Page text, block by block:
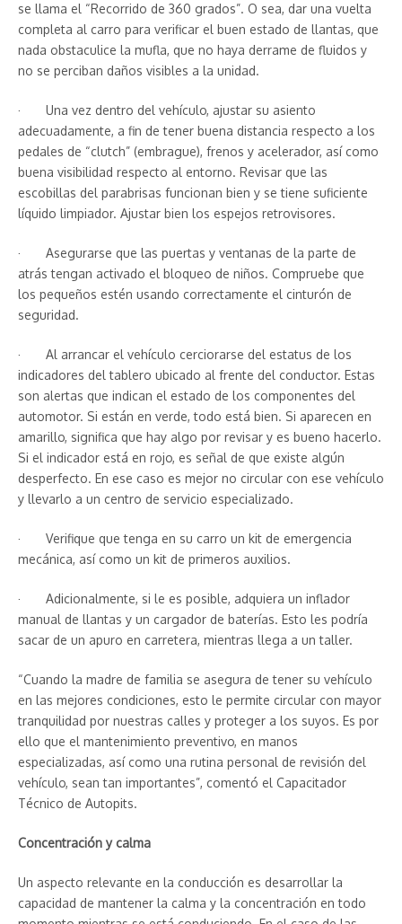
se llama el “Recorrido de 360 grados”. O sea, dar una vuelta
completa al carro para verificar el buen estado de llantas, que
nada obstaculice la mufla, que no haya derrame de fluidos y
no se perciban daños visibles a la unidad.
· Una vez dentro del vehículo, ajustar su asiento
adecuadamente, a fin de tener buena distancia respecto a los
pedales de “clutch” (embrague), frenos y acelerador, así como
buena visibilidad respecto al entorno. Revisar que las
escobillas del parabrisas funcionan bien y se tiene suficiente
líquido limpiador. Ajustar bien los espejos retrovisores.
· Asegurarse que las puertas y ventanas de la parte de
atrás tengan activado el bloqueo de niños. Compruebe que
los pequeños estén usando correctamente el cinturón de
seguridad.
· Al arrancar el vehículo cerciorarse del estatus de los
indicadores del tablero ubicado al frente del conductor. Estas
son alertas que indican el estado de los componentes del
automotor. Si están en verde, todo está bien. Si aparecen en
amarillo, significa que hay algo por revisar y es bueno hacerlo.
Si el indicador está en rojo, es señal de que existe algún
desperfecto. En ese caso es mejor no circular con ese vehículo
y llevarlo a un centro de servicio especializado.
· Verifique que tenga en su carro un kit de emergencia
mecánica, así como un kit de primeros auxilios.
· Adicionalmente, si le es posible, adquiera un inflador
manual de llantas y un cargador de baterías. Esto les podría
sacar de un apuro en carretera, mientras llega a un taller.
“Cuando la madre de familia se asegura de tener su vehículo
en las mejores condiciones, esto le permite circular con mayor
tranquilidad por nuestras calles y proteger a los suyos. Es por
ello que el mantenimiento preventivo, en manos
especializadas, así como una rutina personal de revisión del
vehículo, sean tan importantes”, comentó el Capacitador
Técnico de Autopits.
Concentración y calma
Un aspecto relevante en la conducción es desarrollar la
capacidad de mantener la calma y la concentración en todo